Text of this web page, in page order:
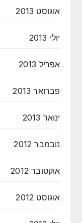
אוגוסט 2013
יולי 2013
אפריל 2013
פברואר 2013
ינואר 2013
נובמבר 2012
אוקטובר 2012
אוגוסט 2012